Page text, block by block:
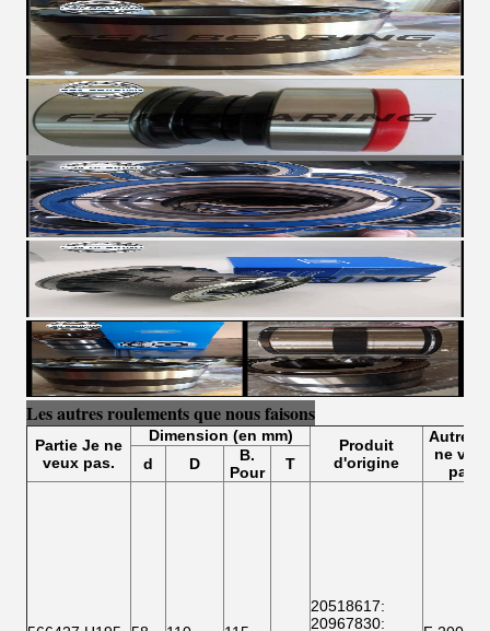
Les autres roulements que nous faisons
Partie Je ne
veux pas.
Dimension (en mm)
Produit
d'origine
Autres
ne
pas.
d D
B.
Pour
T
20518617:
20967830: